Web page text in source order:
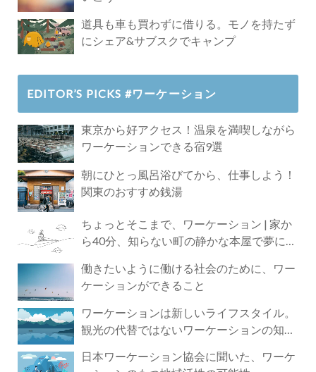
道具も車も買わずに借りる。モノを持たず
にシェア&サブスクでキャンプ
EDITOR’S PICKS #ワーケーション
東京から好アクセス！温泉を満喫しながら
ワーケーションできる宿9選
朝にひとっ風呂浴びてから、仕事しよう！
関東のおすすめ銭湯
ちょっとそこまで、ワーケーション | 家か
ら40分、知らない町の静かな本屋で夢に近
働きたいように働ける社会のために、ワー
ケーションができること
ワーケーションは新しいライフスタイル。
観光の代替ではないワーケーションの知ら
日本ワーケーション協会に聞いた、ワーケ